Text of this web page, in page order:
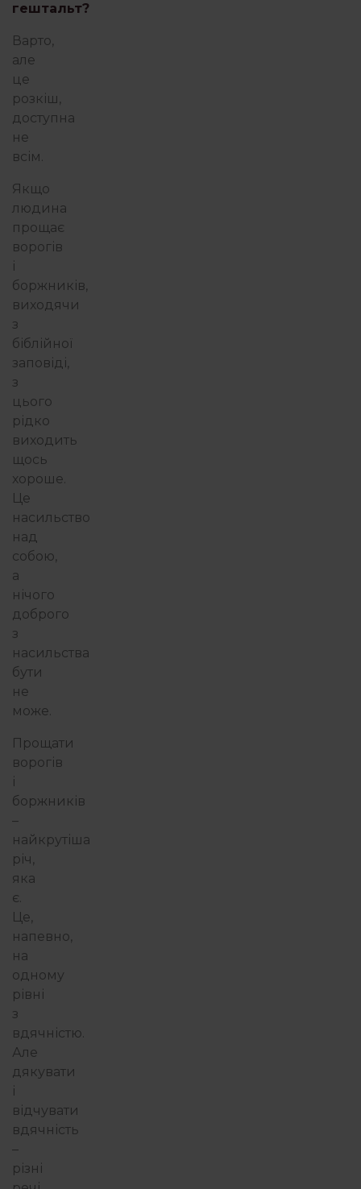
гештальт?
Варто,
але
це
розкіш,
доступна
не
всім.
Якщо
людина
прощає
ворогів
і
боржників,
виходячи
з
біблійної
заповіді,
з
цього
рідко
виходить
щось
хороше.
Це
насильство
над
собою,
а
нічого
доброго
з
насильства
бути
не
може.
Прощати
ворогів
і
боржників
–
найкрутіша
річ,
яка
є.
Це,
напевно,
на
одному
рівні
з
вдячністю.
Але
дякувати
і
відчувати
вдячність
–
різні